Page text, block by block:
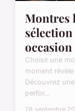
Montres
occasion
Choisir une
moment
Découvrez
perfor...
28 septembre